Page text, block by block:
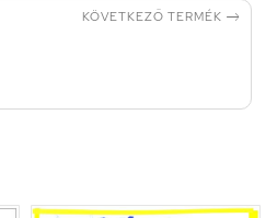
KÖVETKEZŐ TERMÉK 